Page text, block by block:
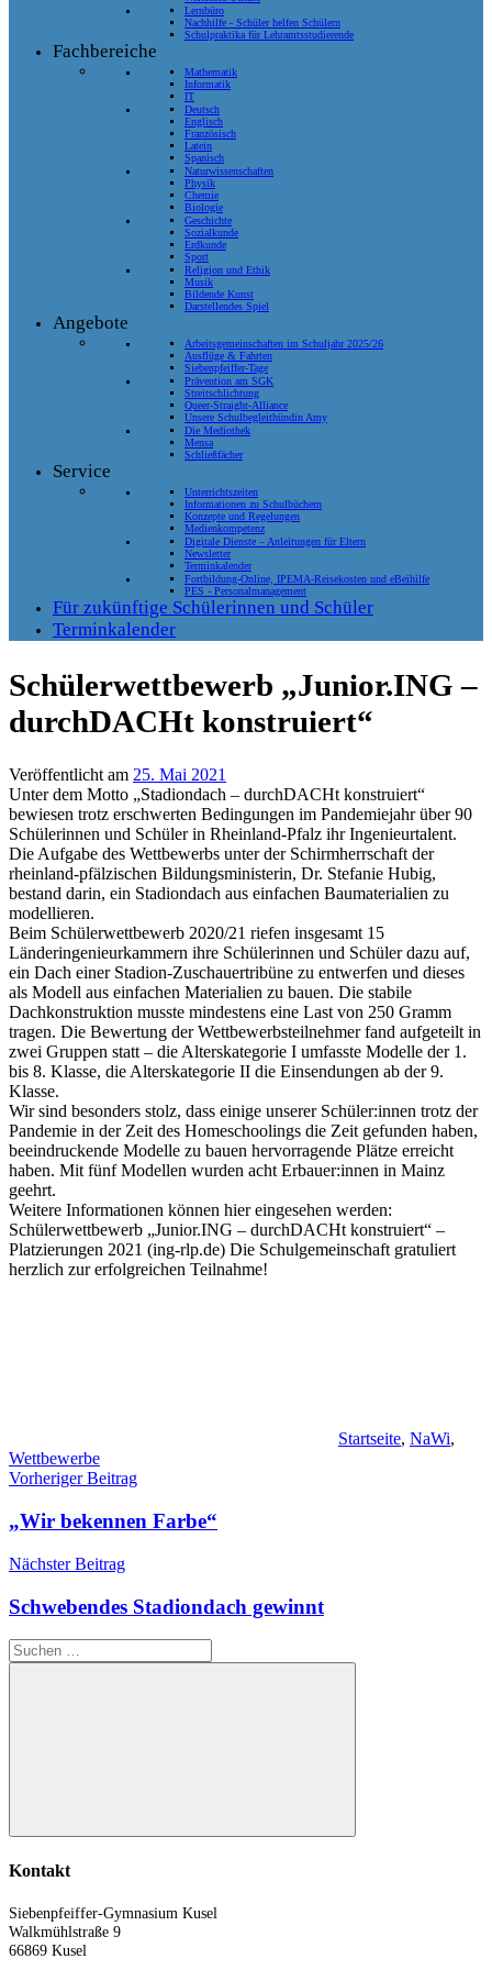
Lernbüro
Nachhilfe - Schüler helfen Schülern
Schulpraktika für Lehramtsstudierende
Fachbereiche
Mathematik
Informatik
IT
Deutsch
Englisch
Französisch
Latein
Spanisch
Naturwissenschaften
Physik
Chemie
Biologie
Geschichte
Sozialkunde
Erdkunde
Sport
Religion und Ethik
Musik
Bildende Kunst
Darstellendes Spiel
Angebote
Arbeitsgemeinschaften im Schuljahr 2025/26
Ausflüge & Fahrten
Siebenpfeiffer-Tage
Prävention am SGK
Streitschlichtung
Queer-Straight-Alliance
Unsere Schulbegleithündin Amy
Die Mediothek
Mensa
Schließfächer
Service
Unterrichtszeiten
Informationen zu Schulbüchern
Konzepte und Regelungen
Medienkompetenz
Digitale Dienste – Anleitungen für Eltern
Newsletter
Terminkalender
Fortbildung-Online, IPEMA-Reisekosten und eBeihilfe
PES - Personalmanagement
Für zukünftige Schülerinnen und Schüler
Terminkalender
Schülerwettbewerb „Junior.ING –
durchDACHt konstruiert“
Veröffentlicht am 25. Mai 2021
Unter dem Motto „Stadiondach – durchDACHt konstruiert“
bewiesen trotz erschwerten Bedingungen im Pandemiejahr über 90
Schülerinnen und Schüler in Rheinland-Pfalz ihr Ingenieurtalent.
Die Aufgabe des Wettbewerbs unter der Schirmherrschaft der
rheinland-pfälzischen Bildungsministerin, Dr. Stefanie Hubig,
bestand darin, ein Stadiondach aus einfachen Baumaterialien zu
modellieren.
Beim Schülerwettbewerb 2020/21 riefen insgesamt 15
Länderingenieurkammern ihre Schülerinnen und Schüler dazu auf,
ein Dach einer Stadion-Zuschauertribüne zu entwerfen und dieses
als Modell aus einfachen Materialien zu bauen. Die stabile
Dachkonstruktion musste mindestens eine Last von 250 Gramm
tragen. Die Bewertung der Wettbewerbsteilnehmer fand aufgeteilt in
zwei Gruppen statt – die Alterskategorie I umfasste Modelle der 1.
bis 8. Klasse, die Alterskategorie II die Einsendungen ab der 9.
Klasse.
Wir sind besonders stolz, dass einige unserer Schüler:innen trotz der
Pandemie in der Zeit des Homeschoolings die Zeit gefunden haben,
beeindruckende Modelle zu bauen hervorragende Plätze erreicht
haben. Mit fünf Modellen wurden acht Erbauer:innen in Mainz
geehrt.
Weitere Informationen können hier eingesehen werden:
Schülerwettbewerb „Junior.ING – durchDACHt konstruiert“ –
Platzierungen 2021 (ing-rlp.de) Die Schulgemeinschaft gratuliert
herzlich zur erfolgreichen Teilnahme!
Startseite, NaWi,
Wettbewerbe
Beitragsnavigation
Vorheriger Beitrag
„Wir bekennen Farbe“
Nächster Beitrag
Schwebendes Stadiondach gewinnt
Suchen
nach:
Suchen
Kontakt
Siebenpfeiffer-Gymnasium Kusel
Walkmühlstraße 9
66869 Kusel